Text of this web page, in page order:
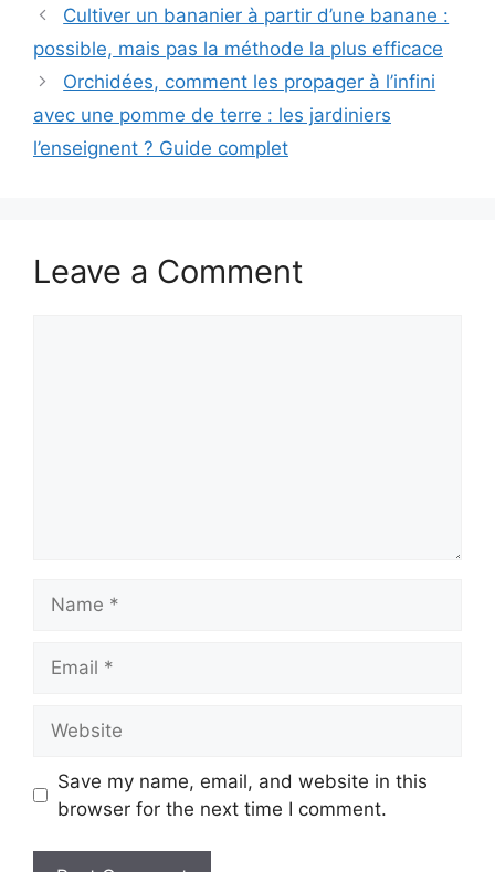
Cultiver un bananier à partir d’une banane :
possible, mais pas la méthode la plus efficace
Orchidées, comment les propager à l’infini
avec une pomme de terre : les jardiniers
l’enseignent ? Guide complet
Leave a Comment
Save my name, email, and website in this
browser for the next time I comment.